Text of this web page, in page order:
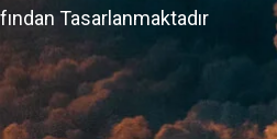
Tasarlanmaktadır